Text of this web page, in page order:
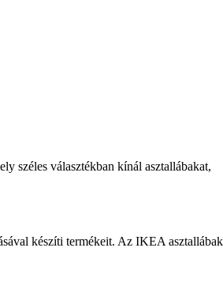
széles választékban kínál asztallábakat,
készíti termékeit. Az IKEA asztallábak